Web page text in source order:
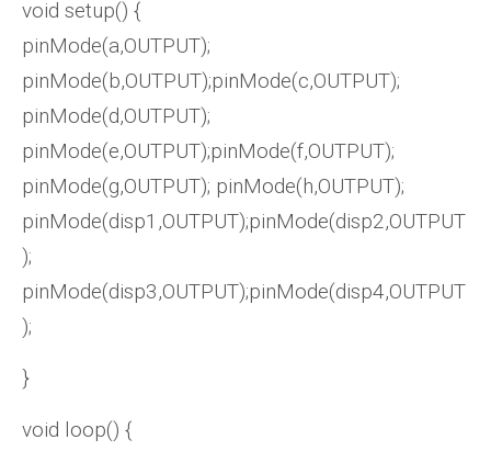
void setup() {
pinMode(a,OUTPUT);
pinMode(b,OUTPUT);pinMode(c,OUTPUT);
pinMode(d,OUTPUT);
pinMode(e,OUTPUT);pinMode(f,OUTPUT);
pinMode(g,OUTPUT); pinMode(h,OUTPUT);
pinMode(disp1,OUTPUT);pinMode(disp2,OUTPUT
);
pinMode(disp3,OUTPUT);pinMode(disp4,OUTPUT
);
}
void loop() {